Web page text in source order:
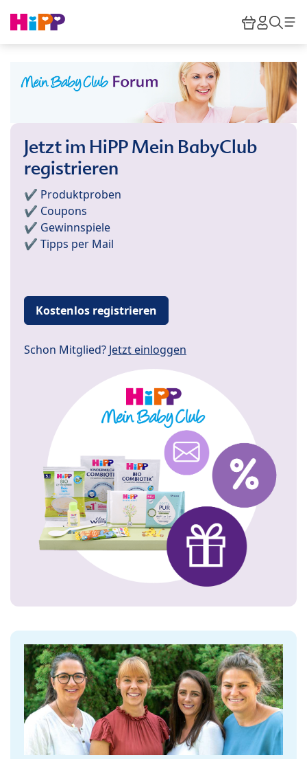
HiPP
Jetzt im HiPP Mein BabyClub
registrieren
✔️ Produktproben
✔️ Coupons
✔️ Gewinnspiele
✔️ Tipps per Mail
Kostenlos registrieren
Schon Mitglied? Jetzt einloggen